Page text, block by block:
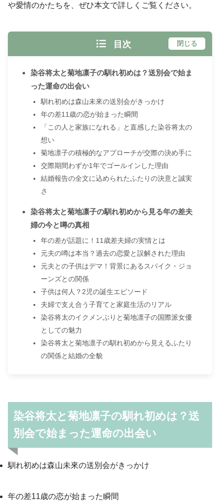
や愛情のかたちを、ぜひ本文で詳しくご覧ください。
目次 閉じる
染谷将太と菊地凛子の馴れ初めは？送別会で始ま
った運命の出会い
馴れ初めは森山未來の送別会がきっかけ
年の差11歳の恋が始まった瞬間
「この人と家族になれる」と直感した染谷将太の
想い
菊地凛子の積極的なアプローチが交際の決め手に
交際期間わずか1年でゴールインした理由
結婚報告の全文に込められたふたりの決意と誠実
さ
染谷将太と菊地凛子の馴れ初めから見る年の差夫
婦の今と噂の真相
年の差が話題に！11歳差夫婦の実情とは
元夫の噂は本当？過去の恋愛と誤解された理由
元夫との子供はデマ！背景にあるスパイク・ジョ
ーンズとの関係
子供は何人？2児の誕生エピソード
夫婦で支え合う子育てと家庭生活のリアル
染谷将太のイクメンぶりと菊地凛子の国際派女優
としての魅力
染谷将太と菊地凛子の馴れ初めから見えるふたり
の関係と結婚の全貌
染谷将太と菊地凛子の馴れ初めは？送
別会で始まった運命の出会い
馴れ初めは森山未來の送別会がきっかけ
年の差11歳の恋が始まった瞬間